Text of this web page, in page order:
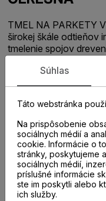
TMEL NA PARKETY
širokej škále odtieňov
tmelenie spojov
vodotesný a
lazúrovacích a
odolný po vytvrdnutí
materiály -
POUŽITIA - tmelenie
obvodových
drevenými parketami
spojovací tmel medzi
PRACOVNÝ
technickom liste
Súhlas
Táto webstránka
Na prispôsobenie
sociálnych médií a
cookie. Informácie o
stránky, poskytujeme
sociálnych médií,
príslušné informácie
ste im poskytli alebo
ich služby.